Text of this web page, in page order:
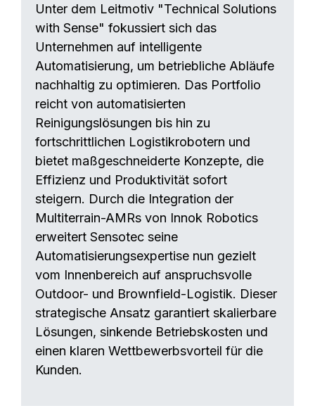
Unter dem Leitmotiv "Technical Solutions
with Sense" fokussiert sich das
Unternehmen auf intelligente
Automatisierung, um betriebliche Abläufe
nachhaltig zu optimieren. Das Portfolio
reicht von automatisierten
Reinigungslösungen bis hin zu
fortschrittlichen Logistikrobotern und
bietet maßgeschneiderte Konzepte, die
Effizienz und Produktivität sofort
steigern. Durch die Integration der
Multiterrain-AMRs von Innok Robotics
erweitert Sensotec seine
Automatisierungsexpertise nun gezielt
vom Innenbereich auf anspruchsvolle
Outdoor- und Brownfield-Logistik. Dieser
strategische Ansatz garantiert skalierbare
Lösungen, sinkende Betriebskosten und
einen klaren Wettbewerbsvorteil für die
Kunden.